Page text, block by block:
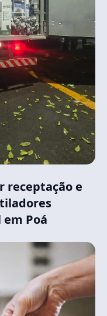
receptação e
em Poá